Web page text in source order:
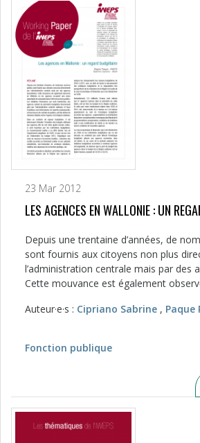
23 Mar 2012
LES AGENCES EN WALLONIE : UN
Depuis une trentaine d’années, de
sont fournis aux citoyens non plus
l’administration centrale mais par des
Cette mouvance est également
Auteur·e·s : Cipriano Sabrine , Paque
Fonction publique